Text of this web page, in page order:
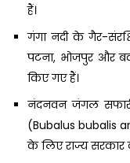
हैं।
गंगा नदी के गैर-
पटना, भोजपुर और
किए गए हैं।
नंदनवन जंगल
(Bubalus bubalis
के लिए राज्य सरकार